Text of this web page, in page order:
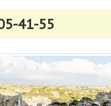
область
41-55